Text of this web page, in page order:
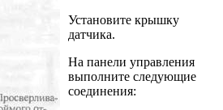
Установите крышку
датчика.
На панели управления
выполните следующие
соединения: